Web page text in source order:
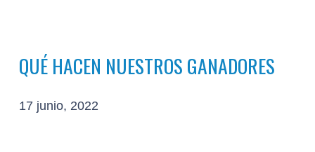
QUÉ HACEN NUESTROS GANADORES
17 junio, 2022